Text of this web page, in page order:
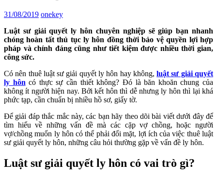
31/08/2019 onekey
Luật sư giải quyết ly hôn chuyên nghiệp sẽ giúp bạn nhanh
chóng hoàn tất thủ tục ly hôn đồng thời bảo vệ quyền lợi hợp
pháp và chính đáng cũng như tiết kiệm được nhiều thời gian,
công sức.
Có nên thuê luật sư giải quyết ly hôn hay không,luật sư giải quyết
ly hôn có thực sự cần thiết không? Đó là băn khoăn chung của
không ít người hiện nay. Bởi kết hôn thì dễ nhưng ly hôn thì lại khá
phức tạp, cần chuẩn bị nhiều hồ sơ, giấy tờ.
Để giải đáp thắc mắc này, các bạn hãy theo dõi bài viết dưới đây để
tìm hiểu về những vấn đề mà các cặp vợ chồng, hoặc người
vợ/chồng muốn ly hôn có thể phải đối mặt, lợi ích của việc thuê luật
sư giải quyết ly hôn, những câu hỏi thường gặp về vấn đề ly hôn.
Luật sư giải quyết ly hôn có vai trò gì?